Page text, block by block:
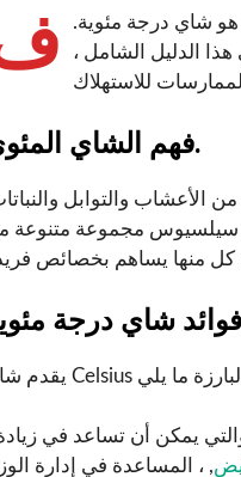
هو شاي درجة مئوية.
الدليل الشامل ،
فهم الشاي المئوي.
الأعشاب والتوابل
سيلسيوس مجموعة متنوعة
يمكن أن تساعد في